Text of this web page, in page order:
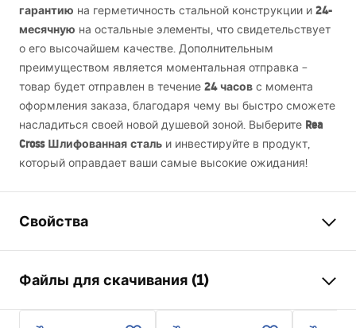
гарантию на герметичность стальной конструкции и 24-
месячную на остальные элементы, что свидетельствует
о его высочайшем качестве. Дополнительным
преимуществом является моментальная отправка –
товар будет отправлен в течение 24 часов с момента
оформления заказа, благодаря чему вы быстро сможете
насладиться своей новой душевой зоной. Выберите Rea
Cross Шлифованная сталь и инвестируйте в продукт,
который оправдает ваши самые высокие ожидания!
Свойства
Тип сифона
прямой
Длина слива (см)
12x12
Файлы для скачивания (1)